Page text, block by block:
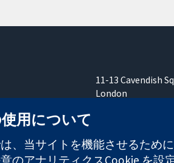
11-13 Cavendish
London
用について
、当サイトを機能させるため
のアナリティクスCookie を設